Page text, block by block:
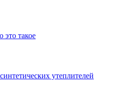
это такое
утеплителей